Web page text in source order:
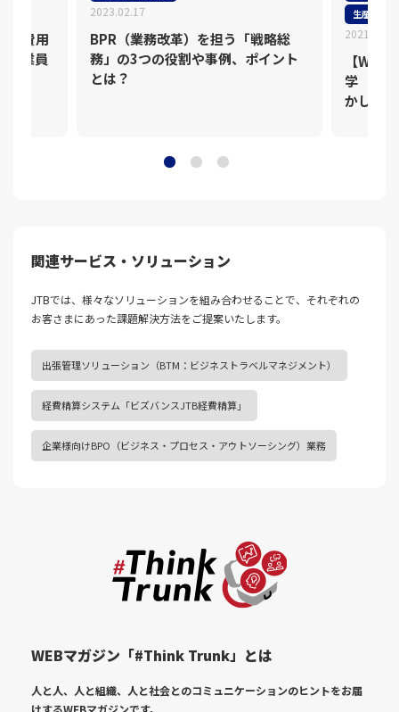
た費用
従業員
2023.02.17
BPR（業務改革）を担う「戦略総
務」の3つの役割や事例、ポイント
とは？
生産性向上
2021.08.30
【
学 中原
かした
関連サービス・ソリューション
JTBでは、様々なソリューションを組み合わせることで、それぞれの
お客さまにあった課題解決⽅法をご提案いたします。
出張管理ソリューション（BTM：ビジネストラベルマネジメント）
経費精算システム「ビズバンスJTB経費精算」
企業様向けBPO（ビジネス・プロセス・アウトソーシング）業務
WEBマガジン「#Think Trunk」とは
人と人、人と組織、人と社会とのコミュニケーションのヒントをお届